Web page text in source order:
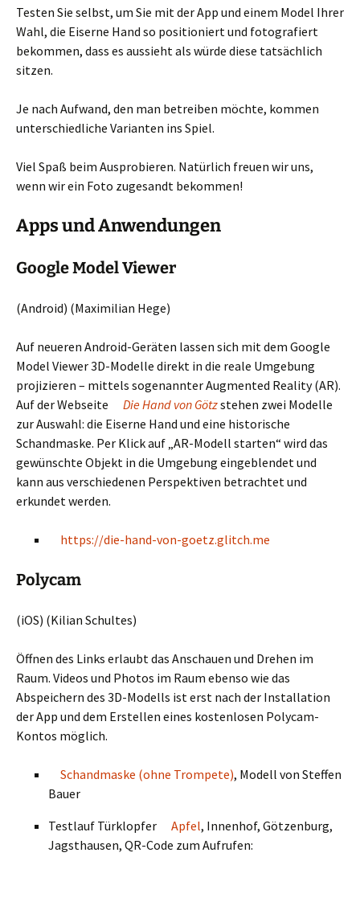
Testen Sie selbst, um Sie mit der App und einem Model Ihrer
Wahl, die Eiserne Hand so positioniert und fotografiert
bekommen, dass es aussieht als würde diese tatsächlich
sitzen.
Je nach Aufwand, den man betreiben möchte, kommen
unterschiedliche Varianten ins Spiel.
Viel Spaß beim Ausprobieren. Natürlich freuen wir uns,
wenn wir ein Foto zugesandt bekommen!
Apps und Anwendungen
Google Model Viewer
(Android) (Maximilian Hege)
Auf neueren Android-Geräten lassen sich mit dem Google
Model Viewer 3D-Modelle direkt in die reale Umgebung
projizieren – mittels sogenannter Augmented Reality (AR).
Auf der Webseite
Die Hand von Götzstehen zwei Modelle
zur Auswahl: die Eiserne Hand und eine historische
Schandmaske. Per Klick auf „AR-Modell starten“ wird das
gewünschte Objekt in die Umgebung eingeblendet und
kann aus verschiedenen Perspektiven betrachtet und
erkundet werden.
https://die-hand-von-goetz.glitch.me
Polycam
(iOS) (Kilian Schultes)
Öffnen des Links erlaubt das Anschauen und Drehen im
Raum. Videos und Photos im Raum ebenso wie das
Abspeichern des 3D-Modells ist erst nach der Installation
der App und dem Erstellen eines kostenlosen Polycam-
Kontos möglich.
Schandmaske (ohne Trompete), Modell von Steffen
Bauer
Testlauf Türklopfer
Apfel, Innenhof, Götzenburg,
Jagsthausen, QR-Code zum Aufrufen: